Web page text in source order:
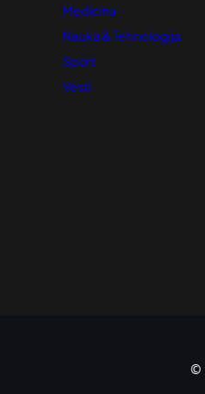
Medicina
Nauka & Tehnologija
Sport
Vesti
©